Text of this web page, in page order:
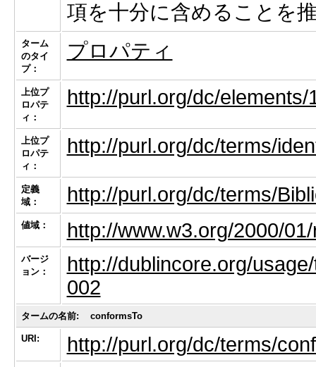
項を十分に含めることを
ターム
のタイ
プ：
プロパティ
上位プ
ロパテ
ィ：
http://purl.org/dc/elements/
上位プ
ロパテ
ィ：
http://purl.org/dc/terms/
定義
域：
http://purl.org/dc/terms/
値域： http://www.w3.org/2000/
バージ
ョン：
http://dublincore.org/
002
タームの名前: conformsTo
URI: http://purl.org/dc/terms/